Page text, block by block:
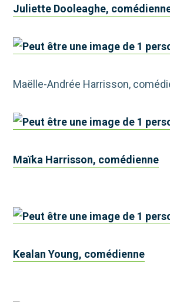
Juliette Dooleaghe,
Maëlle-Andrée Harrisson,
Maïka Harrisson, comédienne
Kealan Young, comédienne